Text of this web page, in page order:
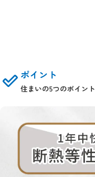
ポイント
住まいの5つのポイント